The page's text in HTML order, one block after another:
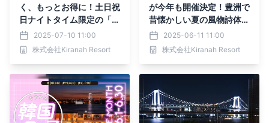
く、もっとお得に！土日祝
日ナイトタイム限定の「浴
衣リゾート女子会」キャン
ペーン、「リゾート同窓
会」プラン登場｜期間：7
（日）【キラナガーデン豊
洲】
2025-07-10 11:00
株式会社Kiranah Resort
が今年も開催決定！豊洲で
昔懐かしい夏の風物詩体験
を｜開催日：7月5日
（土）・6日（日）【キラ
ナガーデン豊洲】
2025-06-11 11:00
株式会社Kiranah Resort